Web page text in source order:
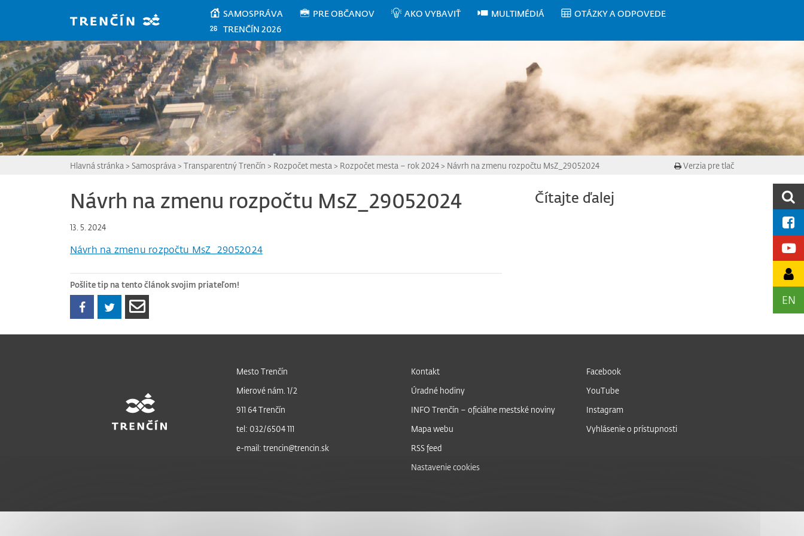
SAMOSPRÁVA PRE OBČANOV AKO VYBAVIŤ MULTIMÉDIÁ
OTÁZKY A ODPOVEDE
TRENČÍN 2026
EN
Hlavná stránka > Samospráva > Transparentný Trenčín > Rozpočet mesta > Rozpočet mesta – rok 2024> Návrh na zmenu rozpočtu MsZ_29052024 Verzia pre tlač
Návrh na zmenu rozpočtu MsZ_29052024
13. 5. 2024
Návrh na zmenu rozpočtu MsZ_29052024
Pošlite tip na tento článok svojim priateľom!
Čítajte ďalej
Mesto Trenčín
Mierové nám. 1/2
911 64 Trenčín
tel: 032/6504 111
e-mail: trencin@trencin.sk
Kontakt
Úradné hodiny
INFO Trenčín – oficiálne mestské noviny
Mapa webu
RSS feed
Nastavenie cookies
Facebook
YouTube
Instagram
Vyhlásenie o prístupnosti